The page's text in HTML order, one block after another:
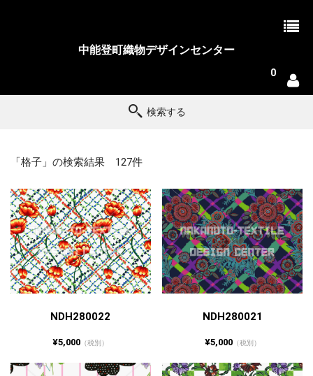
中能登町織物デザインセンター
0
検索する
「格子」の検索結果 127件
NDH280022
¥5,000 （税別）
NDH280021
¥5,000（税別）